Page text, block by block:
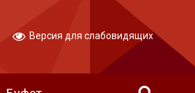
Версия для слабовидящих